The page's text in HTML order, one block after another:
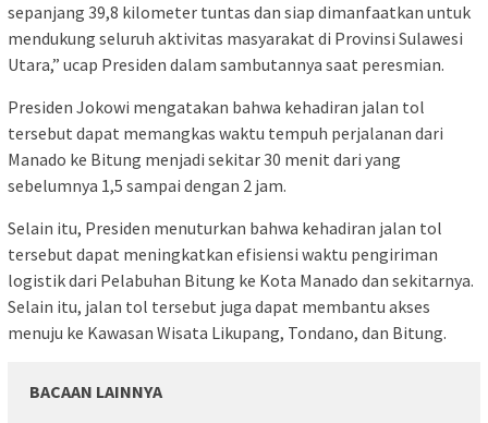
sepanjang 39,8 kilometer tuntas dan siap dimanfaatkan untuk
mendukung seluruh aktivitas masyarakat di Provinsi Sulawesi
Utara,” ucap Presiden dalam sambutannya saat peresmian.
Presiden Jokowi mengatakan bahwa kehadiran jalan tol
tersebut dapat memangkas waktu tempuh perjalanan dari
Manado ke Bitung menjadi sekitar 30 menit dari yang
sebelumnya 1,5 sampai dengan 2 jam.
Selain itu, Presiden menuturkan bahwa kehadiran jalan tol
tersebut dapat meningkatkan efisiensi waktu pengiriman
logistik dari Pelabuhan Bitung ke Kota Manado dan sekitarnya.
Selain itu, jalan tol tersebut juga dapat membantu akses
menuju ke Kawasan Wisata Likupang, Tondano, dan Bitung.
BACAAN LAINNYA